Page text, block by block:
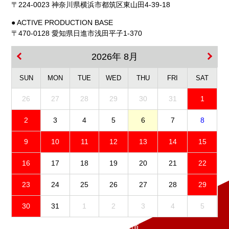
〒224-0023 神奈川県横浜市都筑区東山田4-39-18
● ACTIVE PRODUCTION BASE
〒470-0128 愛知県日進市浅田平子1-370
2026年 8月
SUN MON TUE WED THU FRI SAT
26 27 28 29 30 31 1
2 3 4 5 6 7 8
9 10 11 12 13 14 15
16 17 18 19 20 21 22
23 24 25 26 27 28 29
30 31 1 2 3 4 5